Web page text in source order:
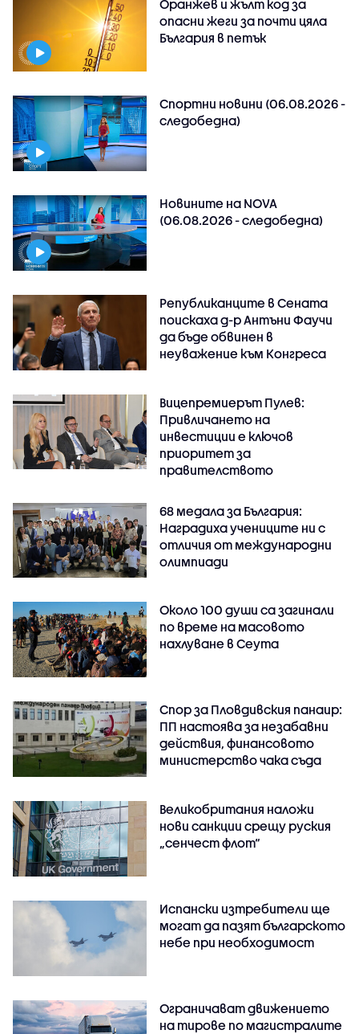
Оранжев и жълт код за
опасни жеги за почти цяла
България в петък
Спортни новини (06.08.2026 -
следобедна)
Новините на NOVA
(06.08.2026 - следобедна)
Републиканците в Сената
поискаха д-р Антъни Фаучи
да бъде обвинен в
неуважение към Конгреса
Вицепремиерът Пулев:
Привличането на
инвестиции е ключов
приоритет за
правителството
68 медала за България:
Наградиха учениците ни с
отличия от международни
олимпиади
Около 100 души са загинали
по време на масовото
нахлуване в Сеута
Спор за Пловдивския панаир:
ПП настоява за незабавни
действия, финансовото
министерство чака съда
Великобритания наложи
нови санкции срещу руския
„сенчест флот“
Испански изтребители ще
могат да пазят българското
небе при необходимост
Ограничават движението
на тирове по магистралите